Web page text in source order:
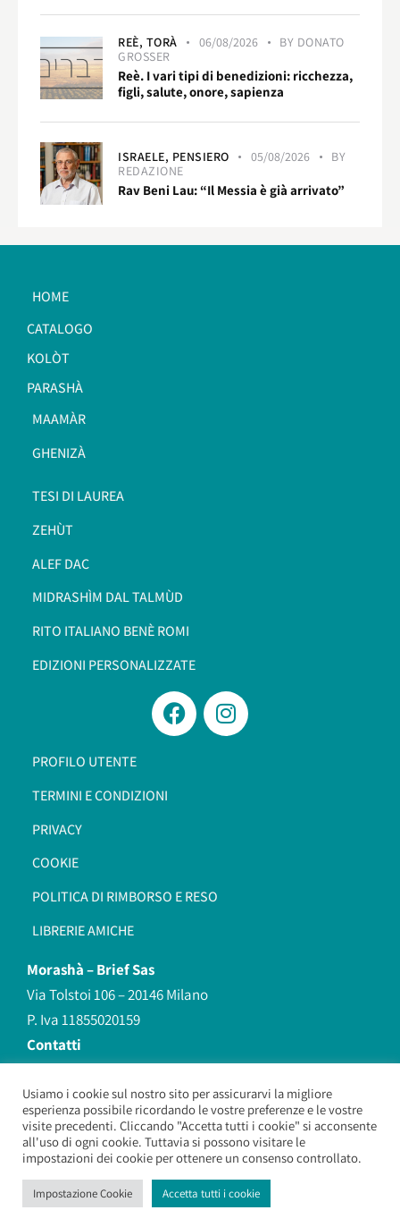
REÈ, TORÀ 06/08/2026 BY DONATO
GROSSER
Reè. I vari tipi di benedizioni: ricchezza,
figli, salute, onore, sapienza
ISRAELE, PENSIERO 05/08/2026
BY
REDAZIONE
Rav Beni Lau: “Il Messia è già arrivato”
HOME
CATALOGO
KOLÒT
PARASHÀ
MAAMÀR
GHENIZÀ
TESI DI LAUREA
ZEHÙT
ALEF DAC
MIDRASHÌM DAL TALMÙD
RITO ITALIANO BENÈ ROMI​
EDIZIONI PERSONALIZZATE
PROFILO UTENTE
TERMINI E CONDIZIONI
PRIVACY
COOKIE
POLITICA DI RIMBORSO E RESO
LIBRERIE AMICHE
Morashà –Brief Sas
Via Tolstoi 106 – 20146 Milano
P. Iva 11855020159
Contatti
redazione@morasha.it
339 8596707
(anche Whatsapp)
Morashà – Brief Sas – Copyright 2026. All Rights Reserved.
Usiamo i cookie sul nostro sito per assicurarvi la migliore
esperienza possibile ricordando le vostre preferenze e le vostre
visite precedenti. Cliccando "Accetta tutti i cookie" si acconsente
all'uso di ogni cookie. Tuttavia si possono visitare le
impostazioni dei cookie per ottenere un consenso controllato.
Impostazione Cookie Accetta tutti i cookie